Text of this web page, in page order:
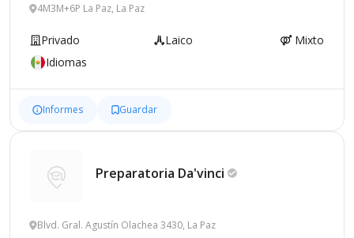
4M3M+6P La Paz, La Paz
Privado Laico
Mixto
Idiomas
Informes Guardar
Preparatoria Da'vinci
Blvd. Gral. Agustín Olachea 3430, La Paz